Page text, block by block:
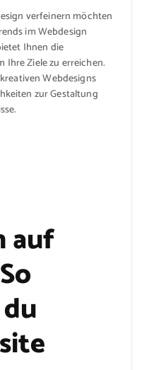
verfeinern möchten
im Webdesign
Ihnen die
Ihre Ziele zu erreichen.
Webdesigns
zur Gestaltung
auf